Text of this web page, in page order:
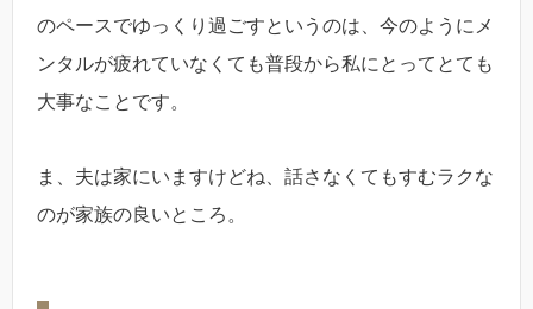
のペースでゆっくり過ごすというのは、今のようにメ
ンタルが疲れていなくても普段から私にとってとても
大事なことです。
ま、夫は家にいますけどね、話さなくてもすむラクな
のが家族の良いところ。